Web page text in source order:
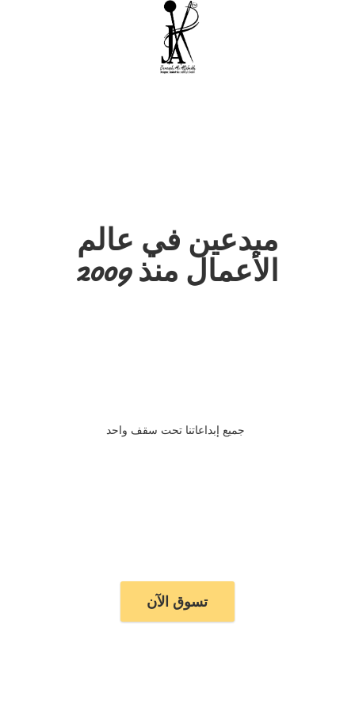
مبدعين في عالم
الأعمال منذ 2009
تسوق الآن